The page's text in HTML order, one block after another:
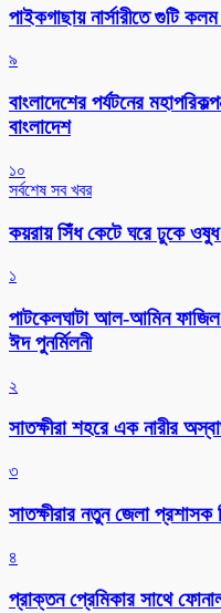
পাইকগাছায় নার্সারীতে গুটি
৯
বাংলাদেশের পর্যটনের
বাংলাদেশ
১০
সর্বশেষ সব খবর
কয়রায় সিঁধ কেটে ঘরে ঢুকে
১
পাটকেলঘাটা আল-আমিন ফাজিল
ঈদ পুনর্মিলনী
২
সাতক্ষীরা শহরে এক নারীর
৩
সাতক্ষীরার নতুন জেলা
৪
প্রাক্তন প্রেমিকার সাথে